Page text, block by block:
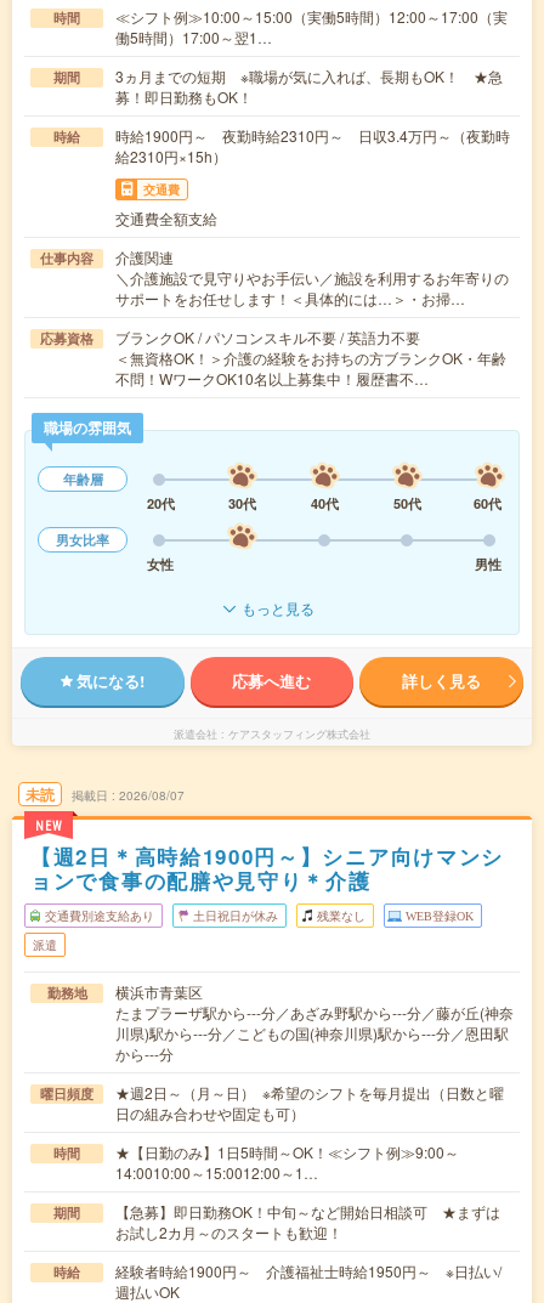
時間
≪シフト例≫10:00～15:00（実働5時間）12:00～17:00（実
働5時間）17:00～翌1…
期間
3ヵ月までの短期 ※職場が気に入れば、長期もOK！ ★急
募！即日勤務もOK！
時給
時給1900円～ 夜勤時給2310円～ 日収3.4万円～（夜勤時
給2310円×15h）
交通費
交通費全額支給
仕事内容
介護関連
＼介護施設で見守りやお手伝い／施設を利用するお年寄りの
サポートをお任せします！＜具体的には…＞・お掃…
応募資格
ブランクOK / パソコンスキル不要 / 英語力不要
＜無資格OK！＞介護の経験をお持ちの方ブランクOK・年齢
不問！WワークOK10名以上募集中！履歴書不…
職場の雰囲気
年齢層
20代
30代 40代 50代
60代
男女比率
女性
男性
もっと見る
気になる! 応募へ進む 詳しく見る
派遣会社 ケアスタッフィング株式会社
未読
NEW
掲載日 2026/08/07
【週2日＊高時給1900円～】シニア向けマンシ
ョンで食事の配膳や見守り＊介護
交通費別途支給あり 土日祝日が休み 残業なし WEB登録OK
派遣
勤務地
横浜市青葉区
たまプラーザ駅から---分／あざみ野駅から---分／藤が丘(神奈
川県)駅から---分／こどもの国(神奈川県)駅から---分／恩田駅
から---分
曜日頻度
★週2日～（月～日） ※希望のシフトを毎月提出（日数と曜
日の組み合わせや固定も可）
時間
★【日勤のみ】1日5時間～OK！≪シフト例≫9:00～
14:0010:00～15:0012:00～1…
期間
【急募】即日勤務OK！中旬～など開始日相談可 ★まずは
お試し2カ月～のスタートも歓迎！
時給
経験者時給1900円～ 介護福祉士時給1950円～ ※日払い/
週払いOK